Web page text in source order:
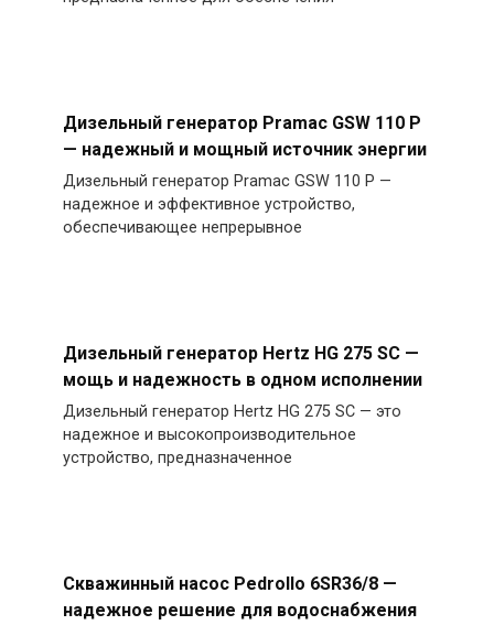
Дизельный генератор Pramac GSW 110 P
— надежный и мощный источник энергии
Дизельный генератор Pramac GSW 110 P —
надежное и эффективное устройство,
обеспечивающее непрерывное
Дизельный генератор Hertz HG 275 SC —
мощь и надежность в одном исполнении
Дизельный генератор Hertz HG 275 SC — это
надежное и высокопроизводительное
устройство, предназначенное
Скважинный насос Pedrollo 6SR36/8 —
надежное решение для водоснабжения